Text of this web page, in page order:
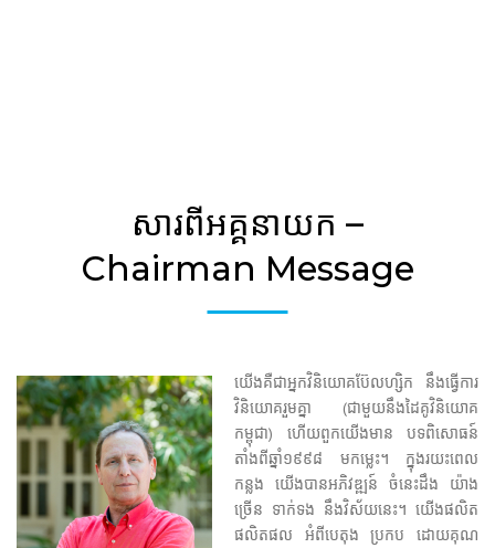
សារពីអគ្គនាយក –
Chairman Message
យើងគឺជាអ្នកវិនិយោគប៊ែលហ្សិក នឹងធ្វើការ
វិនិយោគរួមគ្នា (ជាមួយនឹងដៃគូវិនិយោគ
កម្ពុជា)​ ហើយពួកយើងមាន បទពិសោធន៍
តាំងពីឆ្នាំ១៩៩៨ មកម្លេះ។ ក្នុងរយះពេល
កន្លង យើងបានអភិវឌ្ឍន៍ ចំនេះដឹង យ៉ាង
ច្រើន ទាក់ទង នឹងវិស័យនេះ។ យើងផលិត
ផលិតផល អំពីបេតុង ប្រកប ដោយគុណ